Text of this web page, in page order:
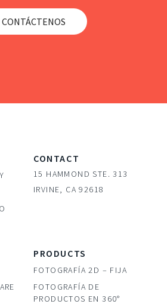
CONTÁCTENOS
CONTACT
15 HAMMOND STE. 313
IRVINE, CA 92618
PRODUCTS
FOTOGRAFÍA 2D – FIJA
FOTOGRAFÍA DE
PRODUCTOS EN 360°